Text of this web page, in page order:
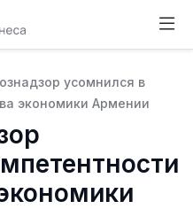
усомнился в
экономики Армении